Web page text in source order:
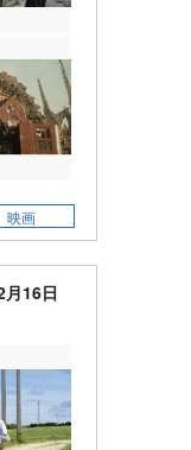
映画
月16日